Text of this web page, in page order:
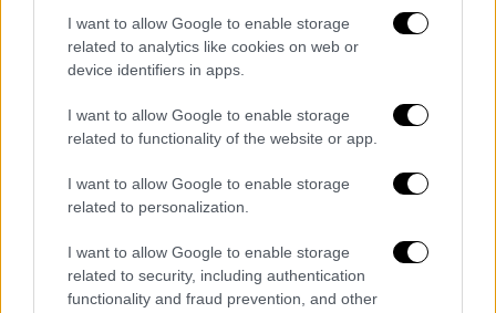
I want to allow Google to enable storage
related to analytics like cookies on web or
device identifiers in apps.
I want to allow Google to enable storage
related to functionality of the website or app.
I want to allow Google to enable storage
related to personalization.
I want to allow Google to enable storage
related to security, including authentication
functionality and fraud prevention, and other
Όμως, οι υπερβολές, δεν σταματούν εκεί.
Λέγεται ότι όταν η παρέα του Άρη βρισκόταν
οποία έδεσε στο Κάπρι, πληροφορήθηκε
ότι υπήρχε ένα ξεχωριστό εστιατόριο, του
οποίου τα τραπέζια ήταν μονίμως κρατημένα
από τον Αρμάνι, τον Καβάλι και
Αρης χαμογέλασε και τους είπε: «Θα κλείσω
τραπέζι για αύριο». Οταν συνάντησε τον